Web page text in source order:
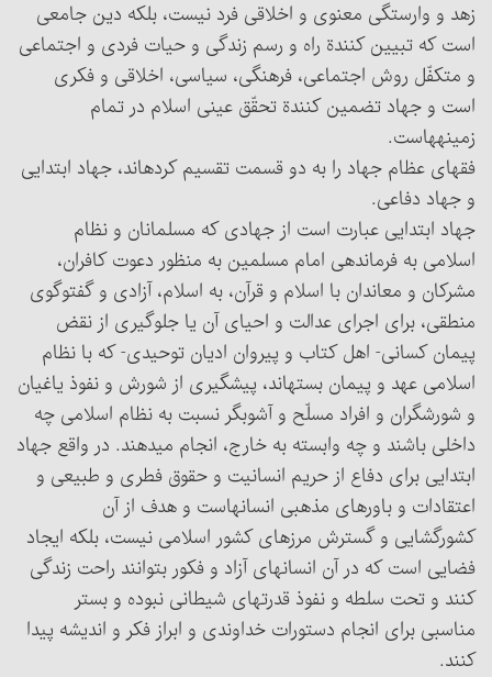
زهد و وارستگی معنوی و اخلاقی فرد نیست، بلکه دین جامعی
است که تبیین کنندة راه و رسم زندگی و حیات فردی و اجتماعی
و متکفّل روش اجتماعی، فرهنگی، سیاسی، اخلاقی و فکری
است و جهاد تضمین کنندة تحقّق عینی اسلام در تمام
زمینه‏هاست.
فقهای عظام جهاد را به دو قسمت تقسیم کرده‏اند، جهاد ابتدایی
و جهاد دفاعی.
جهاد ابتدایی عبارت است از جهادی که مسلمانان و نظام
اسلامی به فرماندهی امام مسلمین به منظور دعوت کافران،
مشرکان و معاندان با اسلام و قرآن، به اسلام، آزادی و گفت‎وگوی
منطقی، برای اجرای عدالت و احیای آن یا جلوگیری از نقض
پیمان کسانی- اهل کتاب و پیروان ادیان توحیدی- که با نظام
اسلامی عهد و پیمان بسته‎اند، پیشگیری از شورش و نفوذ یاغیان
و شورشگران و افراد مسلّح و آشوبگر نسبت به نظام اسلامی چه
داخلی باشند و چه وابسته به خارج، انجام می‏دهند. در واقع جهاد
ابتدایی برای دفاع از حریم انسانیت و حقوق فطری و طبیعی و
اعتقادات و باورهای مذهبی انسانهاست و هدف از آن
کشورگشایی و گسترش مرزهای کشور اسلامی نیست، بلکه ایجاد
فضایی است که در آن انسانهای آزاد و فکور بتوانند راحت زندگی
کنند و تحت سلطه و نفوذ قدرتهای شیطانی نبوده و بستر
مناسبی برای انجام دستورات خداوندی و ابراز فکر و اندیشه پیدا
کنند.